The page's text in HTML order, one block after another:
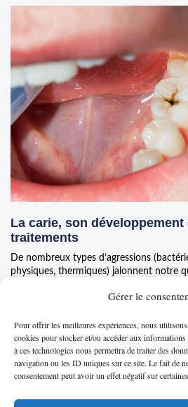
Gérer le
Pour offrir les meilleures expériences, nous
cookies pour stocker et/ou accéder aux
à ces technologies nous permettra de traiter des
navigation ou les ID uniques sur ce site. Le fait de
consentement peut avoir un effet négatif sur
La carie, son
traitements
De nombreux types d’agressions
physiques, thermiques) jalonnent notre